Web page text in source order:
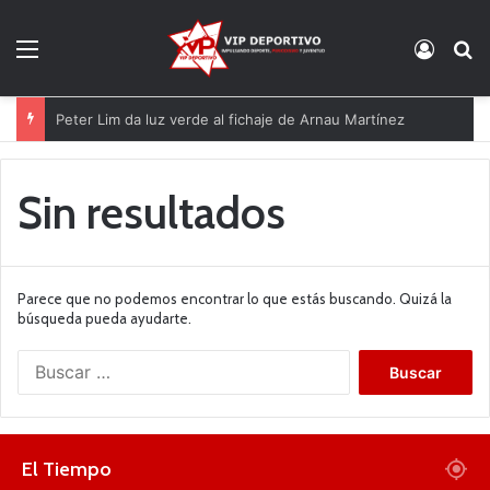
Peter Lim da luz verde al fichaje de Arnau Martínez
Sin resultados
Parece que no podemos encontrar lo que estás buscando. Quizá la
búsqueda pueda ayudarte.
El Tiempo